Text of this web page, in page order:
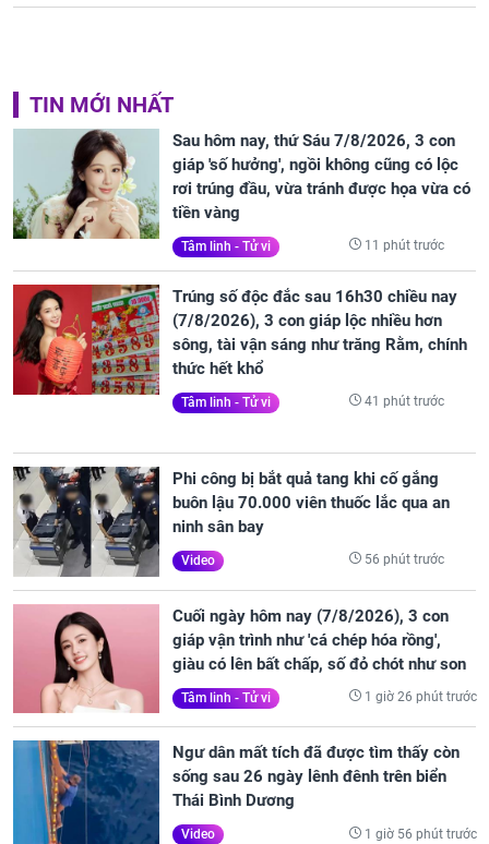
TIN MỚI NHẤT
Sau hôm nay, thứ Sáu 7/8/2026, 3 con
giáp 'số hưởng', ngồi không cũng có lộc
rơi trúng đầu, vừa tránh được họa vừa có
tiền vàng
Tâm linh - Tử vi 11 phút trước
Trúng số độc đắc sau 16h30 chiều nay
(7/8/2026), 3 con giáp lộc nhiều hơn
sông, tài vận sáng như trăng Rằm, chính
thức hết khổ
Tâm linh - Tử vi 41 phút trước
Phi công bị bắt quả tang khi cố gắng
buôn lậu 70.000 viên thuốc lắc qua an
ninh sân bay
Video 56 phút trước
Cuối ngày hôm nay (7/8/2026), 3 con
giáp vận trình như 'cá chép hóa rồng',
giàu có lên bất chấp, số đỏ chót như son
Tâm linh - Tử vi 1 giờ 26 phút trước
Ngư dân mất tích đã được tìm thấy còn
sống sau 26 ngày lênh đênh trên biển
Thái Bình Dương
Video 1 giờ 56 phút trước